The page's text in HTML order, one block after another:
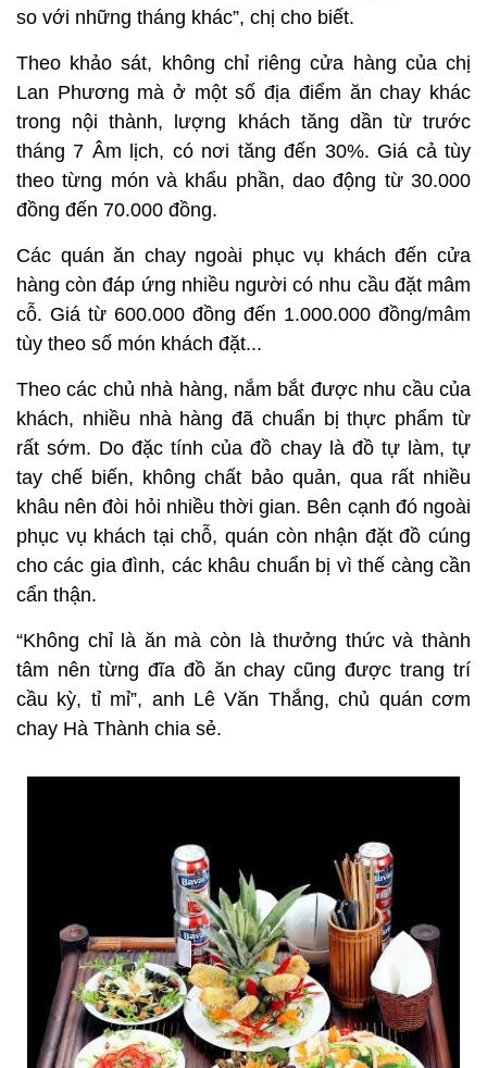
so với những tháng khác”, chị cho biết.
Theo khảo sát, không chỉ riêng cửa hàng của chị
Lan Phương mà ở một số địa điểm ăn chay khác
trong nội thành, lượng khách tăng dần từ trước
tháng 7 Âm lịch, có nơi tăng đến 30%. Giá cả tùy
theo từng món và khẩu phần, dao động từ 30.000
đồng đến 70.000 đồng.
Các quán ăn chay ngoài phục vụ khách đến cửa
hàng còn đáp ứng nhiều người có nhu cầu đặt mâm
cỗ. Giá từ 600.000 đồng đến 1.000.000 đồng/mâm
tùy theo số món khách đặt...
Theo các chủ nhà hàng, nắm bắt được nhu cầu của
khách, nhiều nhà hàng đã chuẩn bị thực phẩm từ
rất sớm. Do đặc tính của đồ chay là đồ tự làm, tự
tay chế biến, không chất bảo quản, qua rất nhiều
khâu nên đòi hỏi nhiều thời gian. Bên cạnh đó ngoài
phục vụ khách tại chỗ, quán còn nhận đặt đồ cúng
cho các gia đình, các khâu chuẩn bị vì thế càng cần
cẩn thận.
“Không chỉ là ăn mà còn là thưởng thức và thành
tâm nên từng đĩa đồ ăn chay cũng được trang trí
cầu kỳ, tỉ mỉ”, anh Lê Văn Thắng, chủ quán cơm
chay Hà Thành chia sẻ.